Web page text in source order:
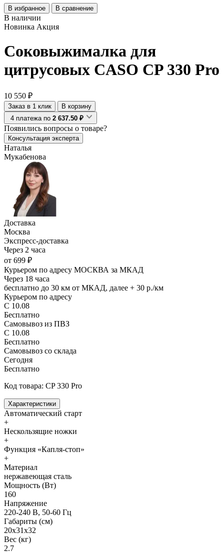
В избранное В сравнение
В наличии
Новинка Акция
Соковыжималка для
цитрусовых CASO CP 330 Pro
10 550 ₽
Заказ в 1 клик
В корзину
4 платежа по 2 637.50 ₽
Появились вопросы о товаре?
Консультация эксперта
Наталья
Мукабенова
Доставка
Москва
Экспресс-доставка
Через 2 часа
от 699 ₽
Курьером по адресу МОСКВА за МКАД
Через 18 часа
бесплатно до 30 км от МКАД, далее + 30 р./км
Курьером по адресу
С 10.08
Бесплатно
Самовывоз из ПВЗ
С 10.08
Бесплатно
Самовывоз со склада
Сегодня
Бесплатно
Код товара: CP 330 Pro
Характеристики
Автоматический старт
+
Нескользящие ножки
+
Функция «Капля-стоп»
+
Материал
нержавеющая сталь
Мощность (Вт)
160
Напряжение
220-240 В, 50-60 Гц
Габариты (см)
20x31x32
Вес (кг)
2.7